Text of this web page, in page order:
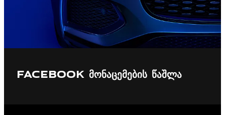
FACEBOOK ᲛᲝᲜᲐᲪᲔᲛᲔᲑᲘᲡ ᲬᲐᲨᲚᲐ